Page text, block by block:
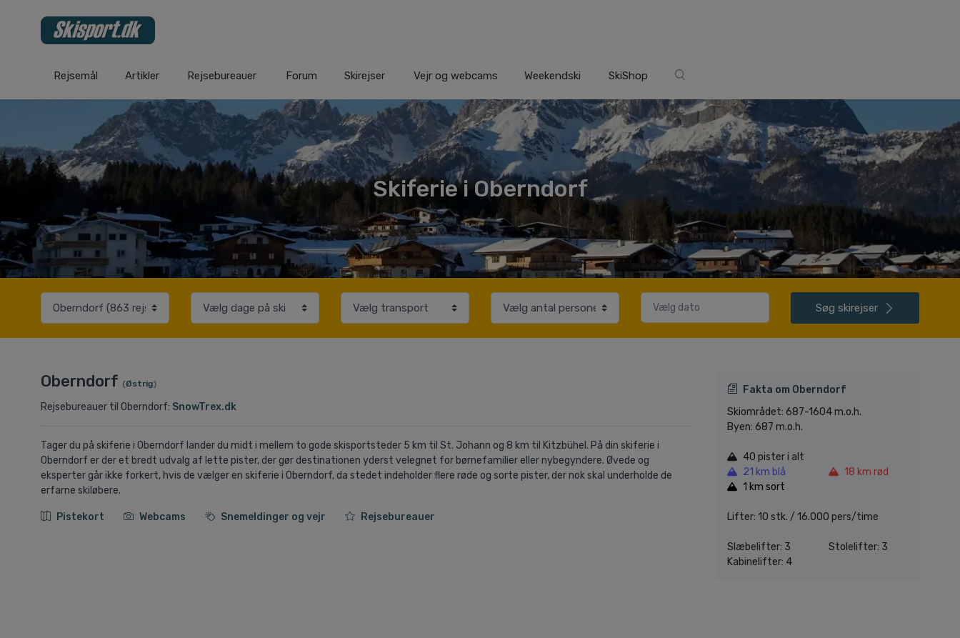
Rejsemål Artikler Rejsebureauer Forum Skirejser Vejr og webcams Weekendski SkiShop
Skiferie i Oberndorf
Søg skirejser
Oberndorf (Østrig)
Rejsebureauer til Oberndorf: SnowTrex.dk
Tager du på skiferie i Oberndorf lander du midt i mellem to gode skisportsteder 5 km til St. Johann og 8 km til Kitzbühel. På din skiferie i
Oberndorf er der et bredt udvalg af lette pister, der gør destinationen yderst velegnet for børnefamilier eller nybegyndere. Øvede og
eksperter går ikke forkert, hvis de vælger en skiferie i Oberndorf, da stedet indeholder flere røde og sorte pister, der nok skal underholde de
erfarne skiløbere.
Pistekort Webcams Snemeldinger og vejr Rejsebureauer
Fakta om Oberndorf
Skiområdet: 687-1604 m.o.h.
Byen: 687 m.o.h.
40 pister i alt
21 km blå
18 km rød
1 km sort
Lifter: 10 stk. / 16.000 pers/time
Slæbelifter: 3
Stolelifter: 3
Kabinelifter: 4